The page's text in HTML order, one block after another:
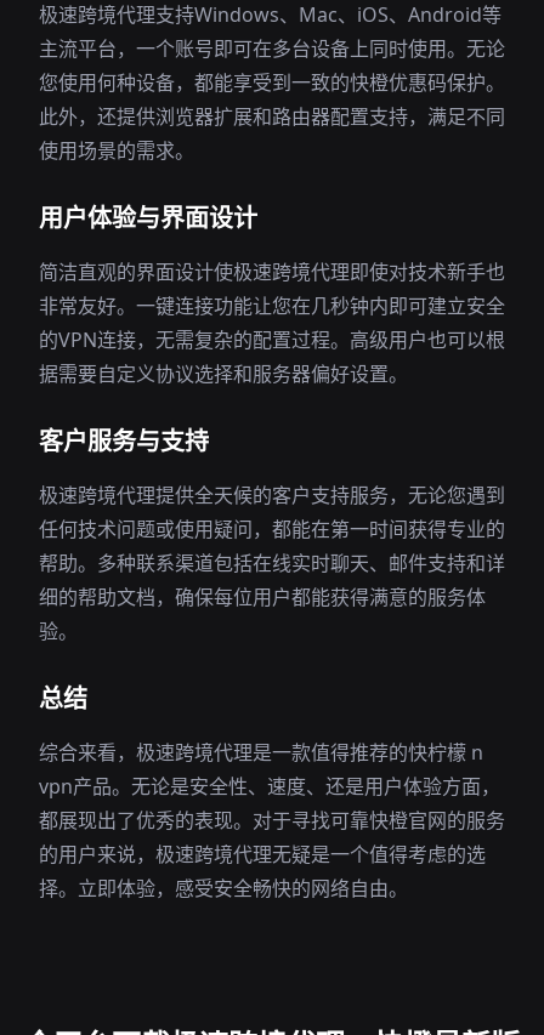
极速跨境代理支持Windows、Mac、iOS、Android等
主流平台，一个账号即可在多台设备上同时使用。无论
您使用何种设备，都能享受到一致的快橙优惠码保护。
此外，还提供浏览器扩展和路由器配置支持，满足不同
使用场景的需求。
用户体验与界面设计
简洁直观的界面设计使极速跨境代理即使对技术新手也
非常友好。一键连接功能让您在几秒钟内即可建立安全
的VPN连接，无需复杂的配置过程。高级用户也可以根
据需要自定义协议选择和服务器偏好设置。
客户服务与支持
极速跨境代理提供全天候的客户支持服务，无论您遇到
任何技术问题或使用疑问，都能在第一时间获得专业的
帮助。多种联系渠道包括在线实时聊天、邮件支持和详
细的帮助文档，确保每位用户都能获得满意的服务体
验。
总结
综合来看，极速跨境代理是一款值得推荐的快柠檬 n
vpn产品。无论是安全性、速度、还是用户体验方面，
都展现出了优秀的表现。对于寻找可靠快橙官网的服务
的用户来说，极速跨境代理无疑是一个值得考虑的选
择。立即体验，感受安全畅快的网络自由。